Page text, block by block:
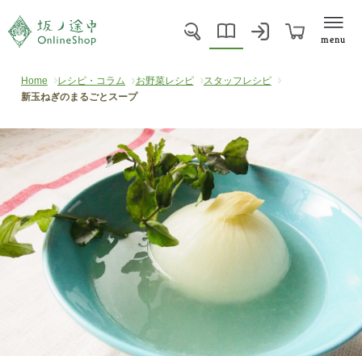
menu
Home レシピ・コラム お野菜レシピ
スタッフレシピ
新玉ねぎのまるごとスープ